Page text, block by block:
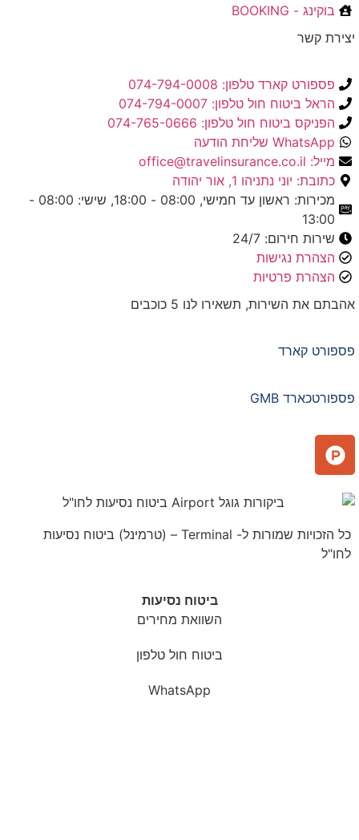
בוקינג - BOOKING
יצירת קשר
פספורט קארד טלפון: 074-794-0008
הראל ביטוח חול טלפון: 074-794-0007
הפניקס ביטוח חול טלפון: 074-765-0666
WhatsApp שליחת הודעה
מייל: office@travelinsurance.co.il
כתובת: יוני נתניהו 1, אור יהודה
מכירות: ראשון עד חמישי, 08:00 - 18:00, שישי: 08:00 -
13:00
שירות חירום: 24/7
הצהרת נגישות
הצהרת פרטיות
אהבתם את השירות, תשאירו לנו 5 כוכבים
פספורט קארד
פספורטכארד GMB
כל הזכויות שמורות ל- Terminal – (טרמינל) ביטוח נסיעות
לחו"ל
ביטוח נסיעות
השוואת מחירים
ביטוח חול טלפון
WhatsApp